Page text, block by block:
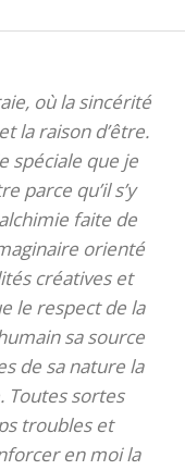
où la sincérité
la raison d’être.
spéciale que je
parce qu’il s’y
faite de
orienté
créatives et
le respect de la
sa source
de sa nature la
Toutes sortes
troubles et
en moi la